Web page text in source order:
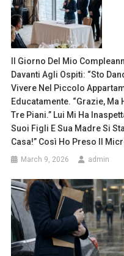
Il Giorno Del Mio
Davanti Agli Ospiti: “Sto
Vivere Nel Piccolo
Educatamente. “Grazie, Ma
Tre Piani.” Lui Mi Ha
Suoi Figli E Sua Madre Si
Casa!” Così Ho Preso Il
March 9, 2026 admin